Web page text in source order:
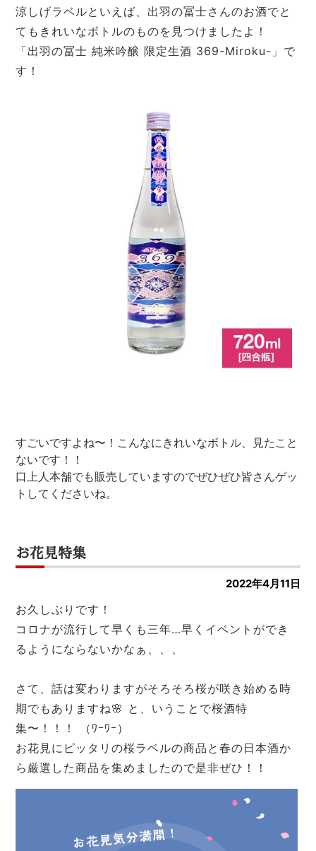
涼しげラベルといえば、出羽の冨士さんのお酒でと
てもきれいなボトルのものを見つけましたよ！
「出羽の冨士 純米吟醸 限定生酒 369-Miroku-」で
す！
すごいですよね〜！こんなにきれいなボトル、見たこと
ないです！！
口上人本舗でも販売していますのでぜひぜひ皆さんゲッ
トしてくださいね。
お花見特集
2022年4月11日
お久しぶりです！
コロナが流行して早くも三年…早くイベントができ
るようにならないかなぁ、、、
さて、話は変わりますがそろそろ桜が咲き始める時
期でもありますね🌸 と、いうことで桜酒特
集〜！！！ （ﾜｰﾜｰ）
お花見にピッタリの桜ラベルの商品と春の日本酒か
ら厳選した商品を集めましたので是非ぜひ！！